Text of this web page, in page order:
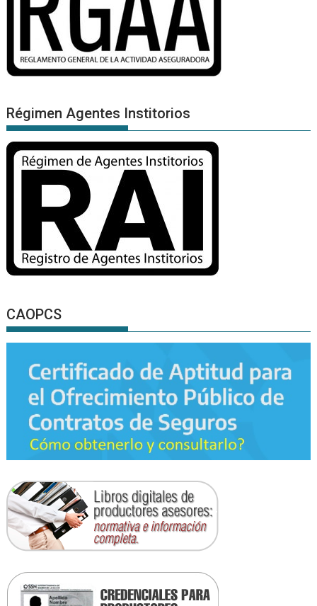
Régimen Agentes Institorios
CAOPCS